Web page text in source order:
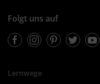
Folgt uns auf
FacebookInstagramPinterestTwitter
Lernwege